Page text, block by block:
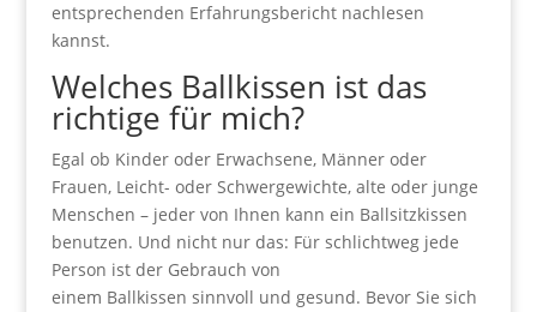
entsprechenden Erfahrungsbericht nachlesen
kannst.
Welches Ballkissen ist das
richtige für mich?
Egal ob Kinder oder Erwachsene, Männer oder
Frauen, Leicht- oder Schwergewichte, alte oder junge
Menschen – jeder von Ihnen kann ein Ballsitzkissen
benutzen. Und nicht nur das: Für schlichtweg jede
Person ist der Gebrauch von
einem Ballkissen sinnvoll und gesund. Bevor Sie sich